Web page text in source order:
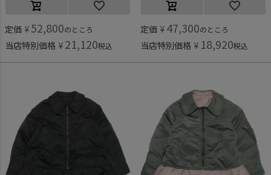
定価 ¥ 52,800のところ
当店特別価格 ¥ 21,120税込
定価 ¥ 47,300のところ
当店特別価格 ¥ 18,920税込